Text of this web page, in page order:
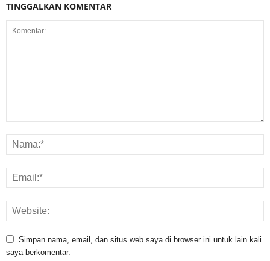
TINGGALKAN KOMENTAR
Simpan nama, email, dan situs web saya di browser ini untuk lain kali
saya berkomentar.